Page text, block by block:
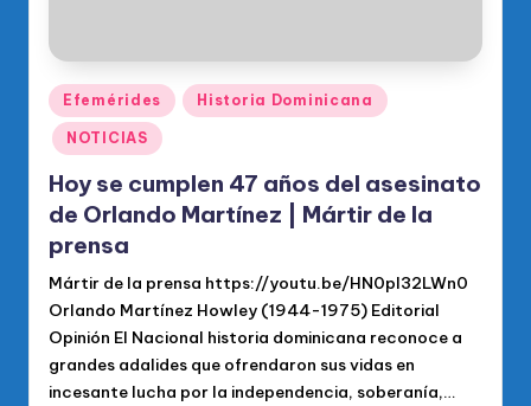
Publicado
en
Efemérides Historia Dominicana
NOTICIAS
Hoy se cumplen 47 años del asesinato
de Orlando Martínez | Mártir de la
prensa
Mártir de la prensa https://youtu.be/HN0pI32LWn0
Orlando Martínez Howley (1944-1975) Editorial
Opinión El Nacional historia dominicana reconoce a
grandes adalides que ofrendaron sus vidas en
incesante lucha por la independencia, soberanía,…